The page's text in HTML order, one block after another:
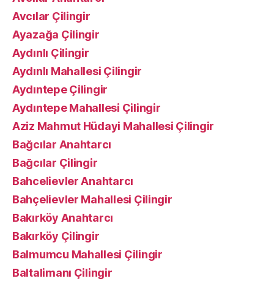
Avcılar Çilingir
Ayazağa Çilingir
Aydınlı Çilingir
Aydınlı Mahallesi Çilingir
Aydıntepe Çilingir
Aydıntepe Mahallesi Çilingir
Aziz Mahmut Hüdayi Mahallesi Çilingir
Bağcılar Anahtarcı
Bağcılar Çilingir
Bahcelievler Anahtarcı
Bahçelievler Mahallesi Çilingir
Bakırköy Anahtarcı
Bakırköy Çilingir
Balmumcu Mahallesi Çilingir
Baltalimanı Çilingir